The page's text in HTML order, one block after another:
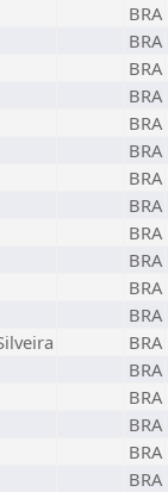
BRA
BRA
BRA
BRA
BRA
BRA
BRA
BRA
BRA
BRA
BRA
BRA
BRA
BRA
BRA
BRA
BRA
BRA